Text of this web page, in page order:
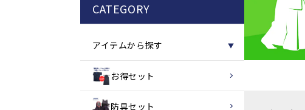
CATEGORY
アイテムから探す ▼
お得セット
防具セット